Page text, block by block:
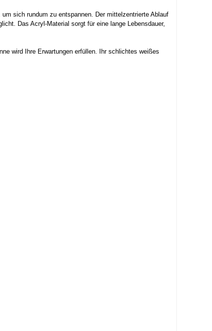
sich rundum zu entspannen. Der mittelzentrierte Ablauf
Das Acryl-Material sorgt für eine lange Lebensdauer,
wird Ihre Erwartungen erfüllen. Ihr schlichtes weißes